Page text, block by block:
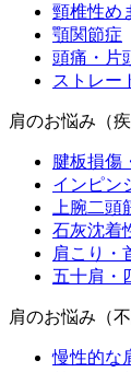
頸椎性め
顎関節症
頭痛・片
ストレー
肩のお悩み（疾
腱板損傷
インピン
上腕二頭
石灰沈着
肩こり・
五十肩・
肩のお悩み（不
慢性的な